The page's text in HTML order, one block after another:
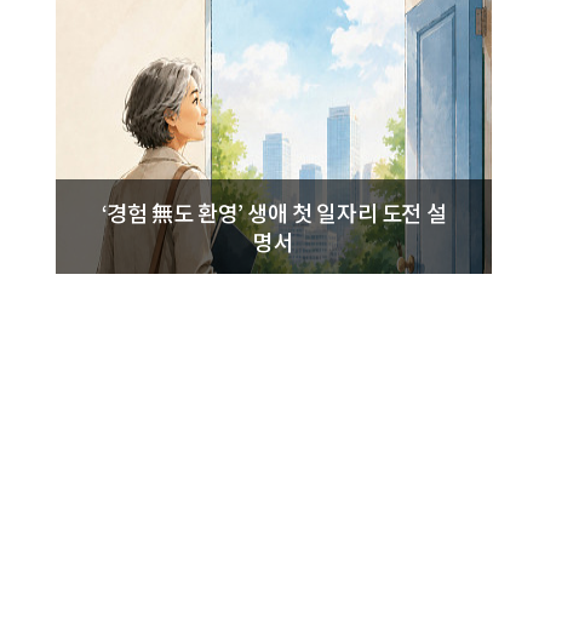
‘경험 無도 환영’ 생애 첫 일자리 도전 설
명서